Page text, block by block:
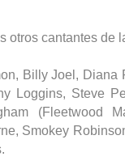
otros cantantes de
, Billy Joel, Diana
Loggins, Steve
(Fleetwood
Smokey
.